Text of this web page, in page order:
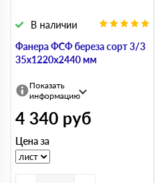
Фанера ФСФ береза сорт 3/3
35х1220х2440 мм
В наличии
Показать
информацию
4 340 руб
Цена за